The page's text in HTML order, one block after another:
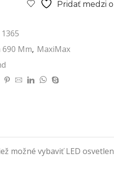
Pridať medzi
1365
690 Mm, MaxiMax
vybaviť LED